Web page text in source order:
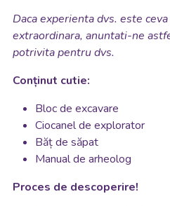
Daca experienta dvs. este
extraordinara, anuntati-ne
potrivita pentru dvs.
Conținut cutie:
Bloc de excavare
Ciocanel de explorator
Băț de săpat
Manual de arheolog
Proces de descoperire!